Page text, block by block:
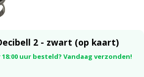
2 - zwart (op kaart)
uur besteld? Vandaag verzonden!